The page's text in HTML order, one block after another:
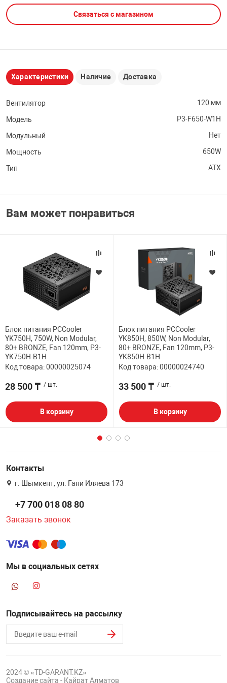
PCI АДАПТЕРЫ
USB
НАБОР ДЛЯ
CD-DVD ДИСКИ
ЛЕНТА ДЛЯ
ДОМА
ТЕХНИКА
Связаться с магазином
Характеристики Наличие Доставка
Вентилятор 120 мм
Модель P3-F650-W1H
Модульный Нет
Мощность 650W
Тип ATX
Вам может понравиться
Блок питания PCCooler
YK750H, 750W, Non Modular,
80+ BRONZE, Fan 120mm, P3-
YK750H-B1H
Код товара: 00000025074
28 500 ₸ / шт.
В корзину
Блок питания PCCooler
YK850H, 850W, Non Modular,
80+ BRONZE, Fan 120mm, P3-
YK850H-B1H
Код товара: 00000024740
33 500 ₸ / шт.
В корзину
Контакты
г. Шымкент, ул. Гани Иляева 173
+7 700 018 08 80
Заказать звонок
Мы в социальных сетях
Подписывайтесь на рассылку
2024 © «TD-GARANT.KZ»
Создание сайта - Кайрат Алматов